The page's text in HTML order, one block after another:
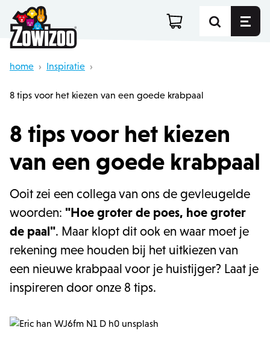
home › Inspiratie ›
8 tips voor het kiezen van een goede krabpaal
8 tips voor het kiezen
van een goede krabpaal
Ooit zei een collega van ons de gevleugelde
woorden: "Hoe groter de poes, hoe groter
de paal". Maar klopt dit ook en waar moet je
rekening mee houden bij het uitkiezen van
een nieuwe krabpaal voor je huistijger? Laat je
inspireren door onze 8 tips.